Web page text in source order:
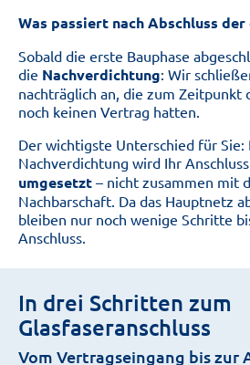
Was passiert nach Abschluss der
Sobald die erste Bauphase
die Nachverdichtung: Wir
nachträglich an, die zum Zeitpunkt
noch keinen Vertrag hatten.
Der wichtigste Unterschied für Sie:
Nachverdichtung wird Ihr Anschluss
umgesetzt – nicht zusammen mit
Nachbarschaft. Da das Hauptnetz
bleiben nur noch wenige Schritte
Anschluss.
In drei Schritten zum
Glasfaseranschluss
Vom Vertragseingang bis zur